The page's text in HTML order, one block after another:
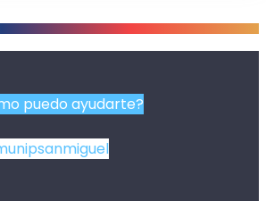
puedo ayudarte?